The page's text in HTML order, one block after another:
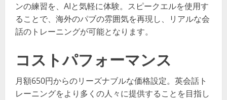
ンの練習を、AIと気軽に体験。スピークエルを使用す
ることで、海外のパブの雰囲気を再現し、リアルな会
話のトレーニングが可能となります。
コストパフォーマンス
月額650円からのリーズナブルな価格設定。英会話ト
レーニングをより多くの人々に提供することを目指し